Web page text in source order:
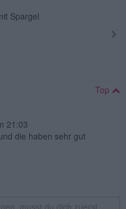
Spargel
Top
21:03
die haben sehr gut